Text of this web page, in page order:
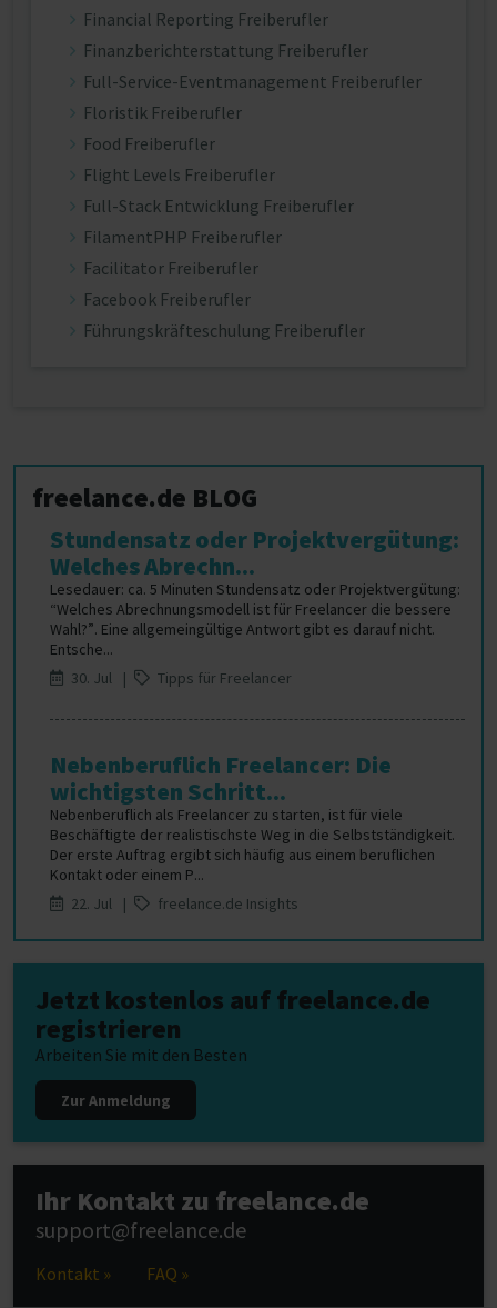
Financial Reporting Freiberufler
Finanzberichterstattung Freiberufler
Full-Service-Eventmanagement Freiberufler
Floristik Freiberufler
Food Freiberufler
Flight Levels Freiberufler
Full-Stack Entwicklung Freiberufler
FilamentPHP Freiberufler
Facilitator Freiberufler
Facebook Freiberufler
Führungskräfteschulung Freiberufler
freelance.de BLOG
Stundensatz oder Projektvergütung:
Welches Abrechn...
Lesedauer: ca. 5 Minuten Stundensatz oder Projektvergütung:
“Welches Abrechnungsmodell ist für Freelancer die bessere
Wahl?”. Eine allgemeingültige Antwort gibt es darauf nicht.
Entsche...
30. Jul |
Tipps für Freelancer
Nebenberuflich Freelancer: Die
wichtigsten Schritt...
Nebenberuflich als Freelancer zu starten, ist für viele
Beschäftigte der realistischste Weg in die Selbstständigkeit.
Der erste Auftrag ergibt sich häufig aus einem beruflichen
Kontakt oder einem P...
22. Jul |
freelance.de Insights
Jetzt kostenlos auf freelance.de
registrieren
Arbeiten Sie mit den Besten
Zur Anmeldung
Ihr Kontakt zu freelance.de
support@freelance.de
Kontakt » FAQ »